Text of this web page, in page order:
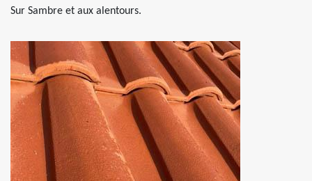
Sur Sambre et aux alentours.